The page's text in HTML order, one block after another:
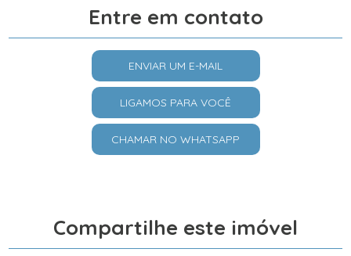
Entre em contato
ENVIAR UM E-MAIL
LIGAMOS PARA VOCÊ
CHAMAR NO WHATSAPP
Compartilhe este imóvel